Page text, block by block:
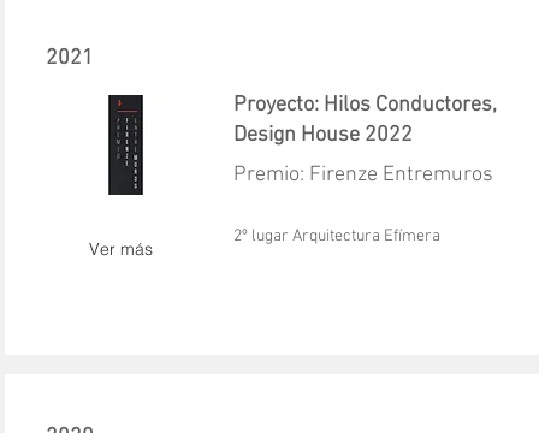
2021
Ver más
Proyecto: Hilos Conductores,
Design House 2022
Premio: Firenze Entremuros
2º lugar Arquitectura Efímera